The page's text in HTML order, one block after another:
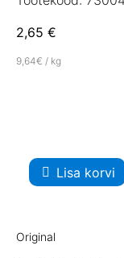
2,65 €
9,64€ / kg
Lisa korvi
Original